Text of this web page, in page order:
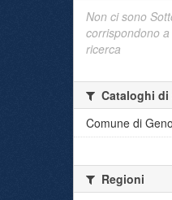
Non ci sono
corrispondono
ricerca
Cataloghi
Comune di
Regioni